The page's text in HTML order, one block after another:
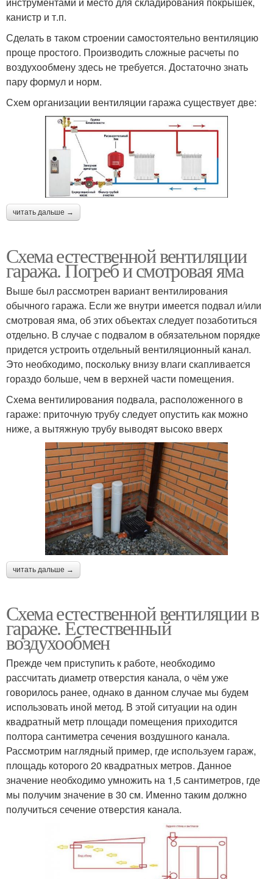
канистр и т.п.
Сделать в таком строении самостоятельно вентиляцию
проще простого. Производить сложные расчеты по
воздухообмену здесь не требуется. Достаточно знать
пару формул и норм.
Схем организации вентиляции гаража существует две:
читать дальше →
Схема естественной вентиляции
гаража. Погреб и смотровая яма
Выше был рассмотрен вариант вентилирования
обычного гаража. Если же внутри имеется подвал и/или
смотровая яма, об этих объектах следует позаботиться
отдельно. В случае с подвалом в обязательном порядке
придется устроить отдельный вентиляционный канал.
Это необходимо, поскольку внизу влаги скапливается
гораздо больше, чем в верхней части помещения.
Схема вентилирования подвала, расположенного в
гараже: приточную трубу следует опустить как можно
ниже, а вытяжную трубу выводят высоко вверх
читать дальше →
Схема естественной вентиляции в
гараже. Естественный
воздухообмен
Прежде чем приступить к работе, необходимо
рассчитать диаметр отверстия канала, о чём уже
говорилось ранее, однако в данном случае мы будем
использовать иной метод. В этой ситуации на один
квадратный метр площади помещения приходится
полтора сантиметра сечения воздушного канала.
Рассмотрим наглядный пример, где используем гараж,
площадь которого 20 квадратных метров. Данное
значение необходимо умножить на 1,5 сантиметров, где
мы получим значение в 30 см. Именно таким должно
получиться сечение отверстия канала.